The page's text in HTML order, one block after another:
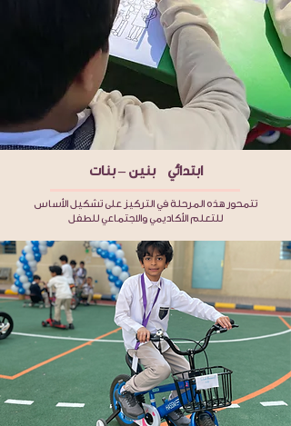
ابتدائي بنين – بنات
تتمحور هذه المرحلة في التركيز على تشكيل الأساس
للتعلم الأكاديمي والاجتماعي للطفل